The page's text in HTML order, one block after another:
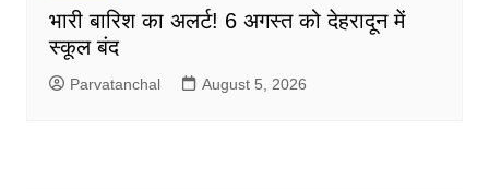
भारी बारिश का अलर्ट! 6 अगस्त को देहरादून में
स्कूल बंद
Parvatanchal August 5, 2026